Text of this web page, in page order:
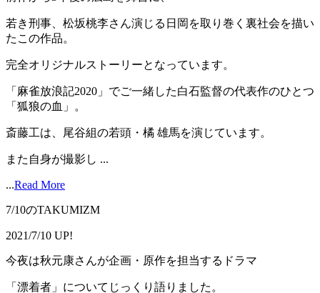
若き刑事、松坂桃李さん演じる日岡を取り巻く裏社会を描い
たこの作品。
完全オリジナルストーリーとなっています。
「麻雀放浪記2020」でご一緒した白石監督の代表作のひとつ
「狐狼の血」。
斎藤工は、尾谷組の若頭・橘 雄馬を演じています。
また自身が撮影し ...
...Read More
7/10のTAKUMIZM
2021/7/10 UP!
今夜は秋元康さんが企画・原作を担当するドラマ
「漂着者」についてじっくり語りました。